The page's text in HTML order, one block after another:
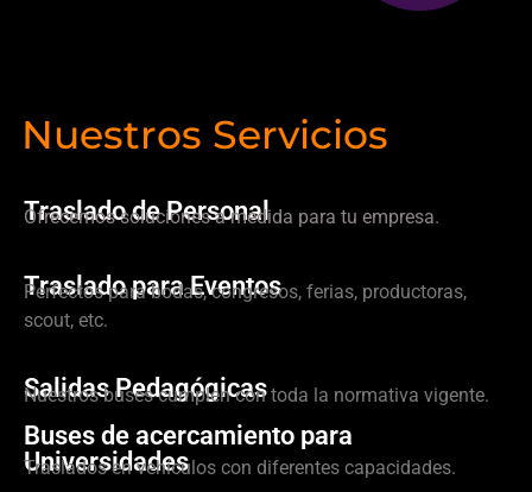
Nuestros Servicios
Traslado de Personal
Ofrecemos soluciones a medida para tu empresa.
Traslado para Eventos
Perfectos para bodas, congresos, ferias, productoras,
scout, etc.
Salidas Pedagógicas
Nuestros buses cumplen con toda la normativa vigente.
Buses de acercamiento para
Universidades
Traslados en vehículos con diferentes capacidades.